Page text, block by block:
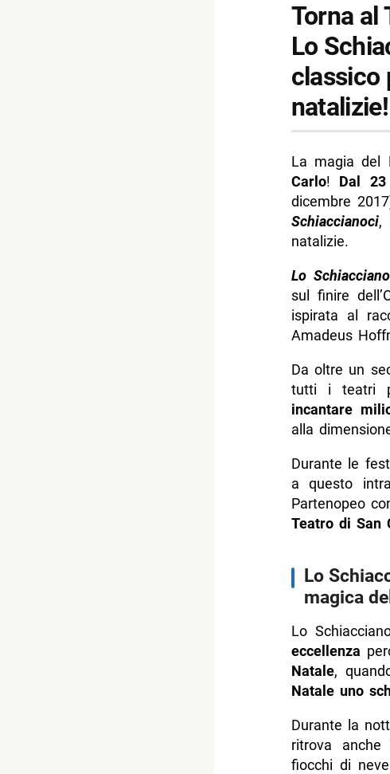
Torna al
Lo
classico
natalizie!
La magia del
Carlo! Dal
dicembre
Schiaccianoci,
natalizie.
Lo
sul finire
ispirata al
Amadeus
Da oltre un
tutti i teatri
incantare
alla
Durante le
a questo
Partenopeo
Teatro di San
Lo
magica
Lo
eccellenza
Natale,
Natale uno
Durante la
ritrova
fiocchi di